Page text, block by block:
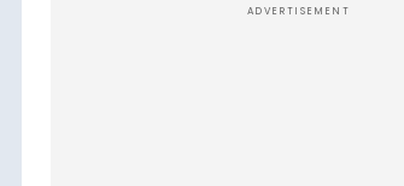
ADVERTISEMENT